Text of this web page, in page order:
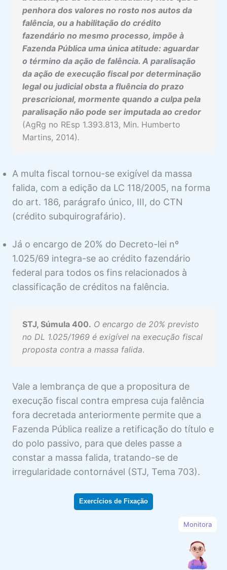
penhora dos valores no rosto nos autos da
falência, ou a habilitação do crédito
fazendário no mesmo processo, impõe à
Fazenda Pública uma única atitude: aguardar
o término da ação de falência. A paralisação
da ação de execução fiscal por determinação
legal ou judicial obsta a fluência do prazo
prescricional, mormente quando a culpa pela
paralisação não pode ser imputada ao credor
(AgRg no REsp 1.393.813, Min. Humberto
Martins, 2014).
A multa fiscal tornou-se exigível da massa
falida, com a edição da LC 118/2005, na forma
do art. 186, parágrafo único, III, do CTN
(crédito subquirografário).
Já o encargo de 20% do Decreto-lei nº
1.025/69 integra-se ao crédito fazendário
federal para todos os fins relacionados à
classificação de créditos na falência.
STJ, Súmula 400. O encargo de 20% previsto
no DL 1.025/1969 é exigível na execução fiscal
proposta contra a massa falida.
Vale a lembrança de que a propositura de
execução fiscal contra empresa cuja falência
fora decretada anteriormente permite que a
Fazenda Pública realize a retificação do título e
do polo passivo, para que deles passe a
constar a massa falida, tratando-se de
irregularidade contornável (STJ, Tema 703).
Monitora
Exercícios de Fixação